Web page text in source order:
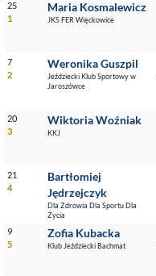
25
1
Maria Kosmalewicz
JKS FER Więckowice
7
2
Weronika Guszpil
Jeździecki Klub Sportowy w
Jaroszówce
20
3
Wiktoria Woźniak
KKJ
21
4
Bartłomiej
Jędrzejczyk
Dla Zdrowia Dla Sportu Dla
Życia
9
5
Zofia Kubacka
Klub Jeździecki Bachmat